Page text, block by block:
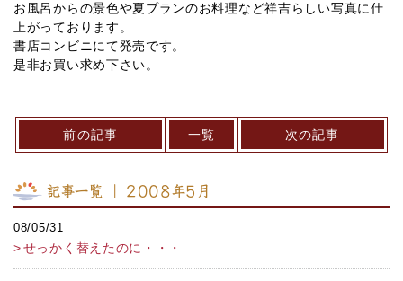
お風呂からの景色や夏プランのお料理など祥吉らしい写真に仕
上がっております。
書店コンビニにて発売です。
是非お買い求め下さい。
前の記事 一覧 次の記事
記事一覧 ｜ 2008年5月
08/05/31
せっかく替えたのに・・・